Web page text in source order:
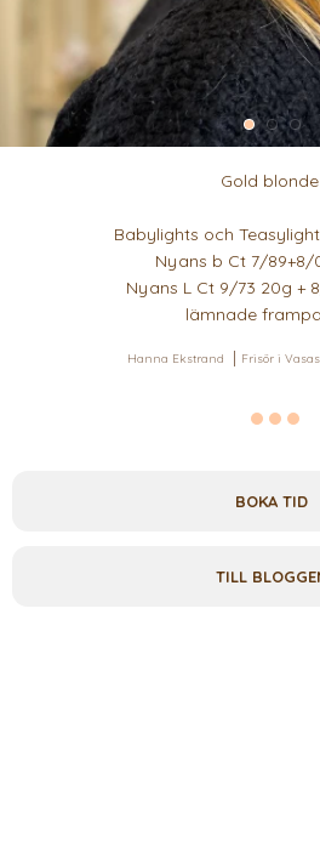
Gold blonde
Babylights och
Nyans b Ct 7/89+8/
Nyans L Ct 9/73 20g +
lämnade
Hanna Ekstrand Frisör i
BOKA TID
TILL